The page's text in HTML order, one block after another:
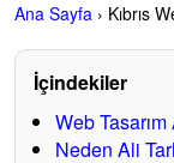
Kıbrıs’ta web
Ali Tarhan Dijital
Ana Sayfa › Kıbrıs
İçindekiler
Web Tasarım
Neden Ali